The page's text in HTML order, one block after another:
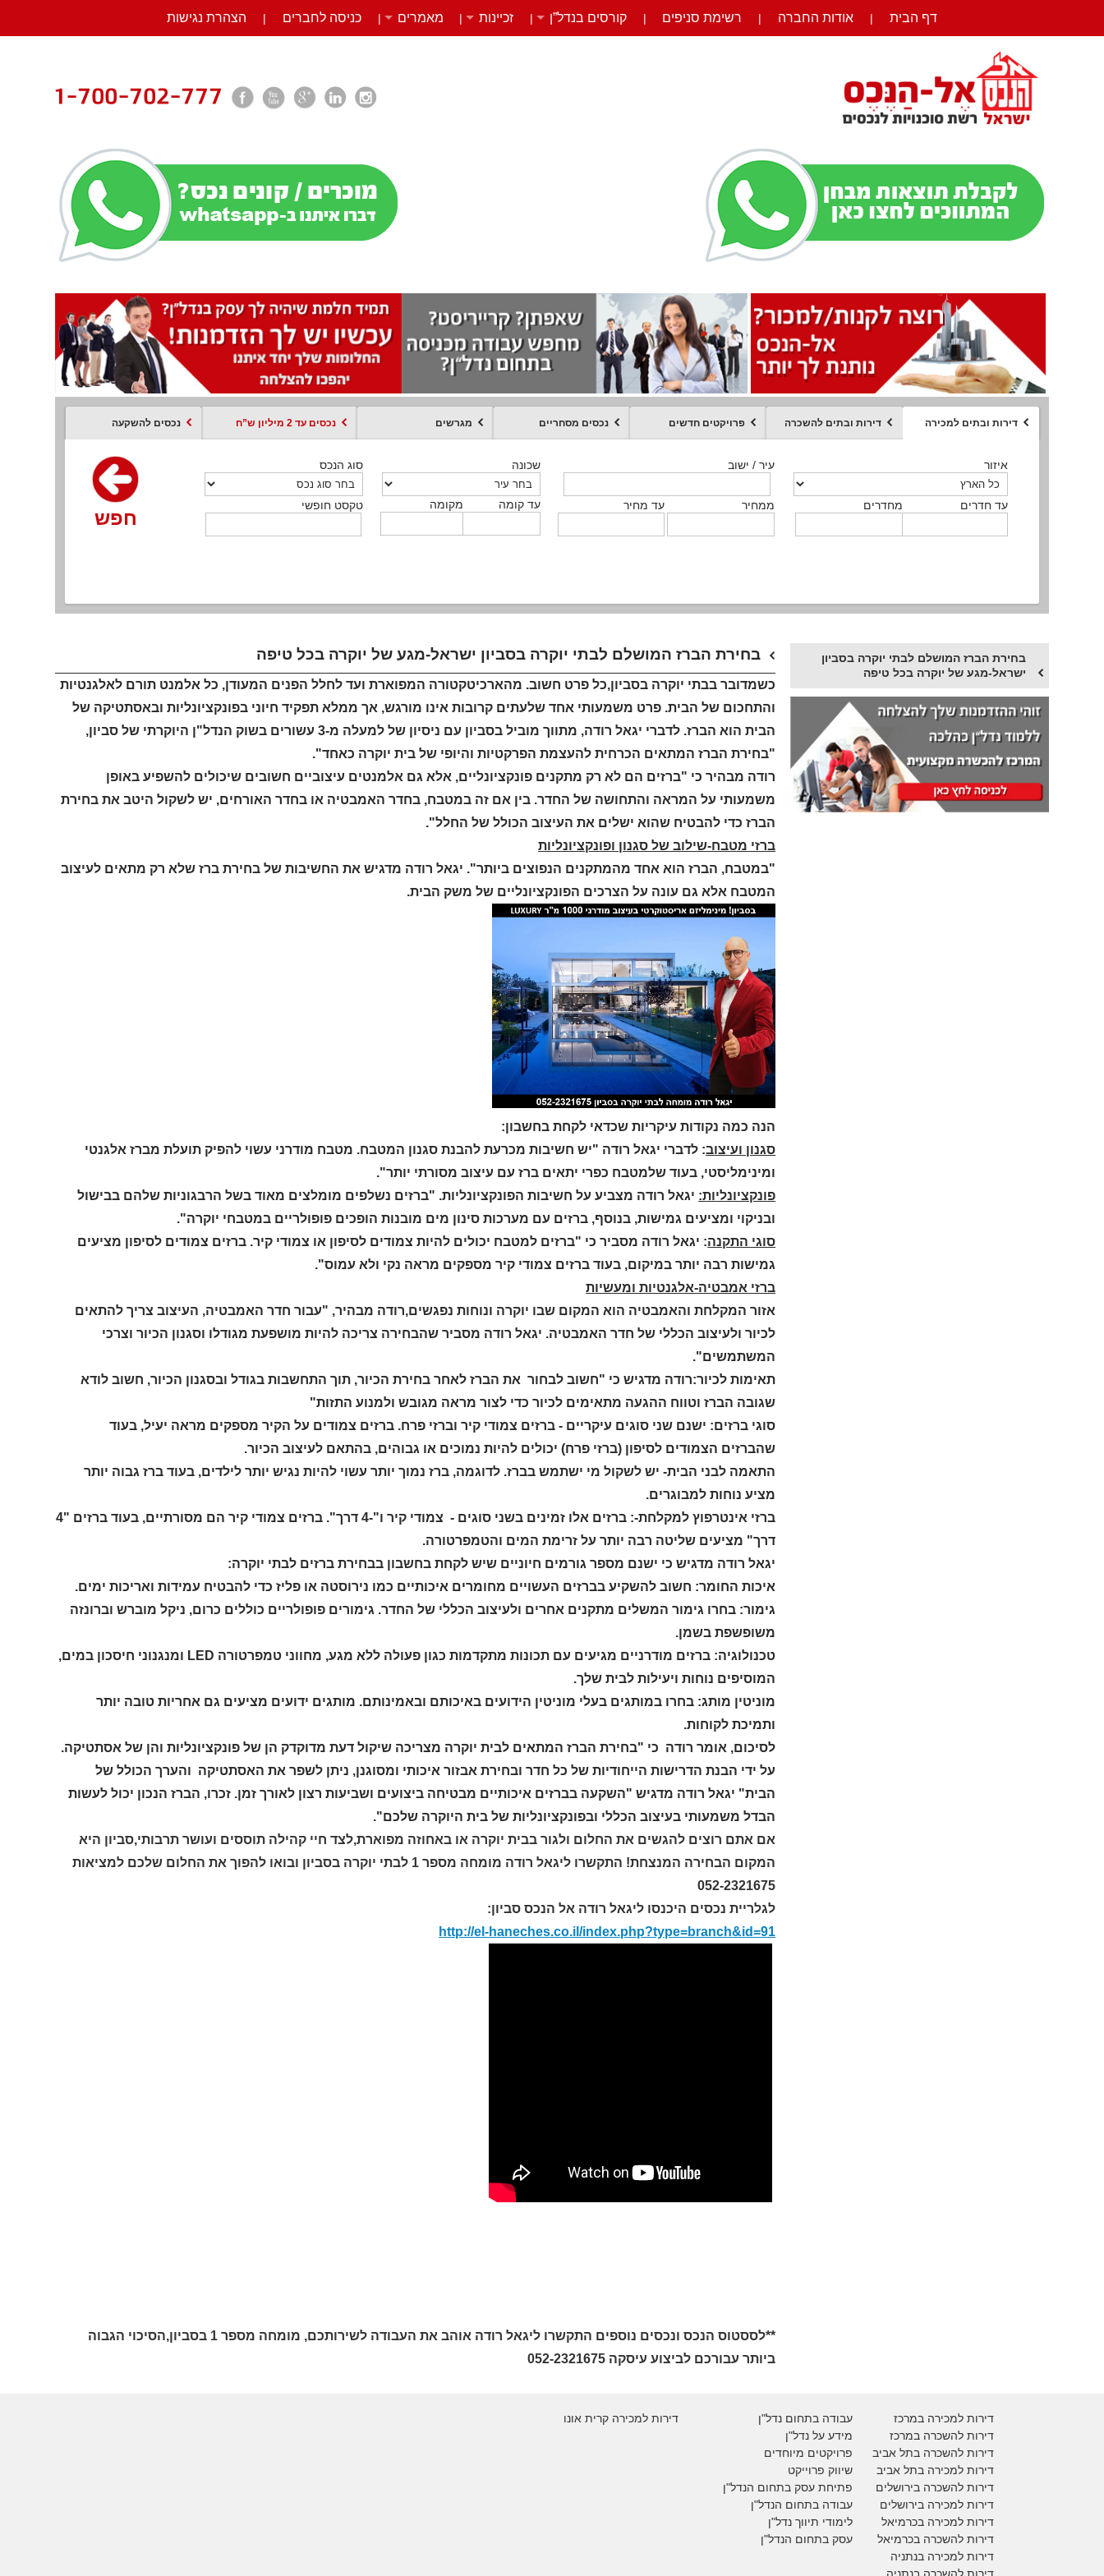
דף הבית | אודות החברה | רשימת סניפים | קורסים בנדל”ן | זכיינות | מאמרים | כניסה לחברים | הצהרת נגישות
דירות ובתים למכירה דירות ובתים להשכרה פרויקטים חדשים נכסים מסחריים מגרשים נכסים עד 2 מיליון ש”ח נכסים להשקעה
איזור
מחדרים עד חדרים
עיר / ישוב
ממחיר עד מחיר
שכונה
מקומה עד קומה
סוג הנכס
טקסט חופשי
חפש
איזור
מחדרים עד חדרים
עיר / ישוב
ממחיר עד מחיר
שכונה
מקומה עד קומה
סוג הנכס
טקסט חופשי
חפש
איזור
מחדרים עד חדרים
עיר / ישוב
ממחיר עד מחיר
שכונה
מקומה עד קומה
סוג הנכס
טקסט חופשי
חפש
איזור
סוג הנכס
עיר / ישוב
ממחיר עד מחיר
שכונה
מקומה עד קומה
סוג עסקה
טקסט חופשי
חפש
סוג הנכס ממחיר מקומה
חפש
איזור
מחדרים עד חדרים
עיר / ישוב
מקומה עד קומה
שכונה
טקסט חופשי
סוג הנכס
חפש
איזור
סוג הנכס
עיר / ישוב
ממחיר עד מחיר
שכונה
מקומה עד קומה
טקסט חופשי
חפש
בחירת הברז המושלם לבתי יוקרה בסביון ישראל-מגע של יוקרה בכל טיפה
כשמדובר בבתי יוקרה בסביון,כל פרט חשוב. מהארכיטקטורה המפוארת ועד לחלל הפנים המעודן, כל אלמנט תורם לאלגנטיות
והתחכום של הבית. פרט משמעותי אחד שלעתים קרובות אינו מורגש, אך ממלא תפקיד חיוני בפונקציונליות ובאסתטיקה של
הבית הוא הברז. לדברי יגאל רודה, מתווך מוביל בסביון עם ניסיון של למעלה מ-3 עשורים בשוק הנדל"ן היוקרתי של סביון,
"בחירת הברז המתאים הכרחית להעצמת הפרקטיות והיופי של בית יוקרה כאחד".
רודה מבהיר כי "ברזים הם לא רק מתקנים פונקציונליים, אלא גם אלמנטים עיצוביים חשובים שיכולים להשפיע באופן
משמעותי על המראה והתחושה של החדר. בין אם זה במטבח, בחדר האמבטיה או בחדר האורחים, יש לשקול היטב את בחירת
הברז כדי להבטיח שהוא ישלים את העיצוב הכולל של החלל".
ברזי מטבח-שילוב של סגנון ופונקציונליות
"במטבח, הברז הוא אחד מהמתקנים הנפוצים ביותר". יגאל רודה מדגיש את החשיבות של בחירת ברז שלא רק מתאים לעיצוב
המטבח אלא גם עונה על הצרכים הפונקציונליים של משק הבית.
הנה כמה נקודות עיקריות שכדאי לקחת בחשבון:
סגנון ועיצוב: לדברי יגאל רודה "יש חשיבות מכרעת להבנת סגנון המטבח. מטבח מודרני עשוי להפיק תועלת מברז אלגנטי
ומינימליסטי, בעוד שלמטבח כפרי יתאים ברז עם עיצוב מסורתי יותר".
פונקציונליות: יגאל רודה מצביע על חשיבות הפונקציונליות. "ברזים נשלפים מומלצים מאוד בשל הרבגוניות שלהם בבישול
ובניקוי ומציעים גמישות, בנוסף, ברזים עם מערכות סינון מים מובנות הופכים פופולריים במטבחי יוקרה".
סוגי התקנה: יגאל רודה מסביר כי "ברזים למטבח יכולים להיות צמודים לסיפון או צמודי קיר. ברזים צמודים לסיפון מציעים
גמישות רבה יותר במיקום, בעוד ברזים צמודי קיר מספקים מראה נקי ולא עמוס".
ברזי אמבטיה-אלגנטיות ומעשיות
אזור המקלחת והאמבטיה הוא המקום שבו יוקרה ונוחות נפגשים,רודה מבהיר, "עבור חדר האמבטיה, העיצוב צריך להתאים
לכיור ולעיצוב הכללי של חדר האמבטיה. יגאל רודה מסביר שהבחירה צריכה להיות מושפעת מגודלו וסגנון הכיור וצרכי ​​
המשתמשים".
תאימות לכיור:רודה מדגיש כי "חשוב לבחור את הברז לאחר בחירת הכיור, תוך התחשבות בגודל ובסגנון הכיור, חשוב לודא
שגובה הברז וטווח ההגעה מתאימים לכיור כדי לצור מראה מגובש ולמנוע התזות"
סוגי ברזים: ישנם שני סוגים עיקריים - ברזים צמודי קיר וברזי פרח. ברזים צמודים על הקיר מספקים מראה יעיל, בעוד
שהברזים הצמודים לסיפון (ברזי פרח) יכולים להיות נמוכים או גבוהים, בהתאם לעיצוב הכיור.
התאמה לבני הבית- יש לשקול מי ישתמש בברז. לדוגמה, ברז נמוך יותר עשוי להיות נגיש יותר לילדים, בעוד ברז גבוה יותר
מציע נוחות למבוגרים.
ברזי אינטרפוץ למקלחת-: ברזים אלו זמינים בשני סוגים - צמודי קיר ו"-4 דרך". ברזים צמודי קיר הם מסורתיים, בעוד ברזים "4
דרך" מציעים שליטה רבה יותר על זרימת המים והטמפרטורה.
יגאל רודה מדגיש כי ישנם מספר גורמים חיוניים שיש לקחת בחשבון בבחירת ברזים לבתי יוקרה:
איכות החומר: חשוב להשקיע בברזים העשויים מחומרים איכותיים כמו נירוסטה או פליז כדי להבטיח עמידות ואריכות ימים.
גימור: בחרו גימור המשלים מתקנים אחרים ולעיצוב הכללי של החדר. גימורים פופולריים כוללים כרום, ניקל מוברש וברונזה
משופשפת בשמן.
טכנולוגיה: ברזים מודרניים מגיעים עם תכונות מתקדמות כגון פעולה ללא מגע, מחווני טמפרטורה LED ומנגנוני חיסכון במים,
המוסיפים נוחות ויעילות לבית שלך.
מוניטין מותג: בחרו במותגים בעלי מוניטין הידועים באיכותם ובאמינותם. מותגים ידועים מציעים גם אחריות טובה יותר
ותמיכת לקוחות.
לסיכום, אומר רודה כי "בחירת הברז המתאים לבית יוקרה מצריכה שיקול דעת מדוקדק הן של פונקציונליות והן של אסתטיקה.
על ידי הבנת הדרישות הייחודיות של כל חדר ובחירת אבזור איכותי ומסוגנן, ניתן לשפר את האסתטיקה והערך הכולל של
הבית" יגאל רודה מדגיש "השקעה בברזים איכותיים מבטיחה ביצועים ושביעות רצון לאורך זמן. זכרו, הברז הנכון יכול לעשות
הבדל משמעותי בעיצוב הכללי ובפונקציונליות של בית היוקרה שלכם".
אם אתם רוצים להגשים את החלום ולגור בבית יוקרה או באחוזה מפוארת,לצד חיי קהילה תוססים ועושר תרבותי,סביון היא
המקום הבחירה המנצחת! התקשרו ליגאל רודה מומחה מספר 1 לבתי יוקרה בסביון ובואו להפוך את החלום שלכם למציאות
052-2321675
לגלריית נכסים היכנסו ליגאל רודה אל הנכס סביון:
http://el-haneches.co.il/index.php?type=branch&id=91
**לססטוס הנכס ונכסים נוספים התקשרו ליגאל רודה אוהב את העבודה לשירותכם, מומחה מספר 1 בסביון,הסיכוי הגבוה
ביותר עבורכם לביצוע עיסקה 052-2321675
בחירת הברז המושלם לבתי יוקרה בסביון
ישראל-מגע של יוקרה בכל טיפה
דירות למכירה קרית אונו
דירות למכירה במרכז
דירות להשכרה במרכז
דירות להשכרה בתל אביב
דירות למכירה בתל אביב
דירות להשכרה בירושלים
דירות למכירה בירושלים
דירות למכירהבכרמיאל
דירות להשכרהבכרמיאל
דירות למכירה בנתניה
עבודה בתחום נדל"ן
מידע על נדל"ן
פרויקטים מיוחדים
שיווק פרוייקט
פתיחת עסק בתחום הנדל"ן
עבודה בתחום הנדל"ן
לימודי תיווך נדל"ן
עסק בתחום הנדל"ן